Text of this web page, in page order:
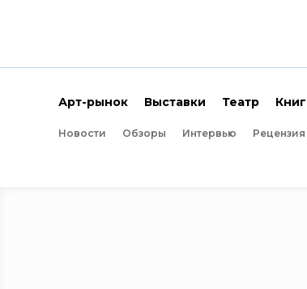
Арт-рынок Выставки Театр
Новости Обзоры Интервью Рецензия